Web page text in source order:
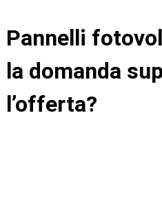
Pannelli
la domanda
l’offerta?